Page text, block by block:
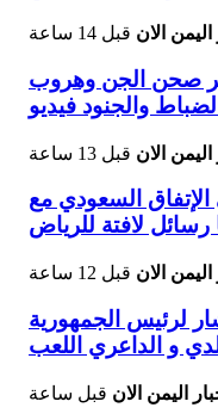
اليمن الان قبل 14 ساعة
صحن الجن وهروب
والجنود فيديو
اليمن الان قبل 13 ساعة
السعودي مع
اليمن الان قبل 12 ساعة
لرئيس الجمهورية
اليمن الان قبل ساعة